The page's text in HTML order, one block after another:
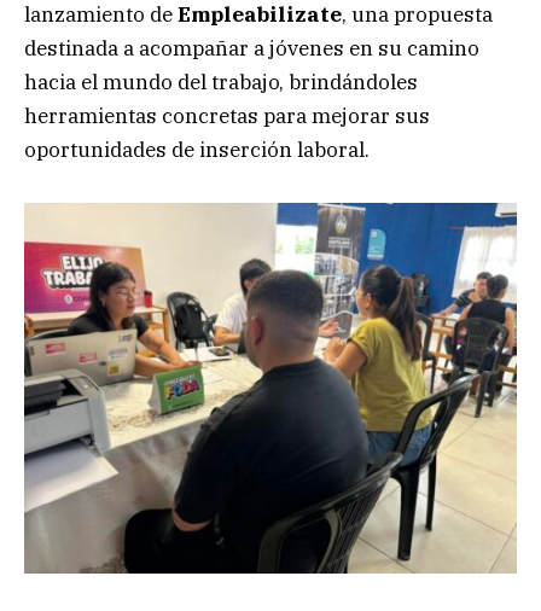
lanzamiento deEmpleabilizate, una propuesta
destinada a acompañar a jóvenes en su camino
hacia el mundo del trabajo, brindándoles
herramientas concretas para mejorar sus
oportunidades de inserción laboral.